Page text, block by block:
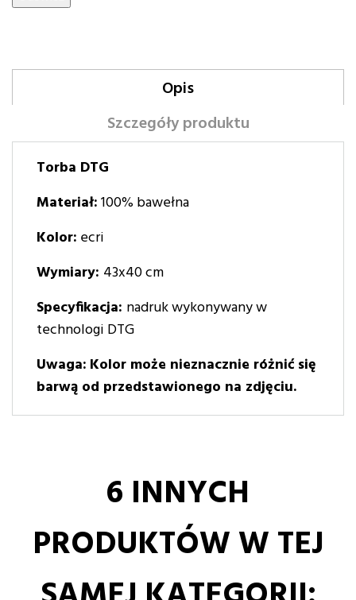
Opis
Szczegóły produktu
Torba DTG
Materiał:100% bawełna
Kolor: ecri
Wymiary: 43x40 cm
Specyfikacja: nadruk wykonywany w
technologi DTG
Uwaga: Kolor może nieznacznie różnić się
barwą od przedstawionego na zdjęciu.
6 INNYCH
PRODUKTÓW W TEJ